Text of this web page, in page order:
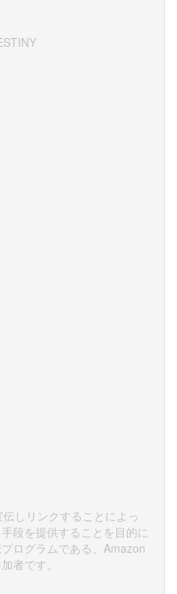
しリンクすることによっ
段を提供することを目的に
ログラムである、Amazon
者です。